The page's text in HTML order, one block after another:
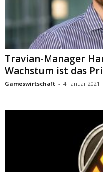
Travian-Manager
Wachstum ist das
Gameswirtschaft - 4. Januar 2021